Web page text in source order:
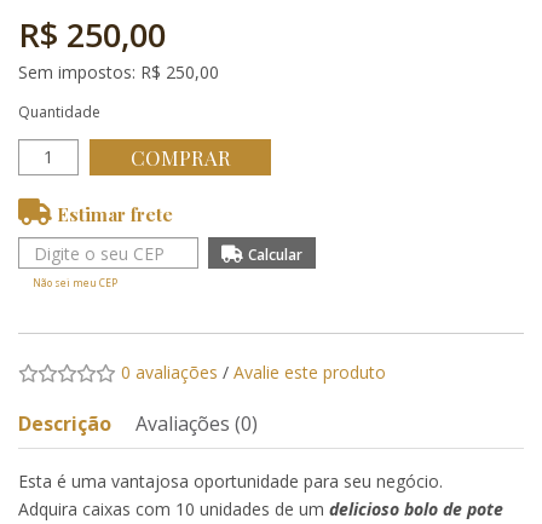
R$ 250,00
Sem impostos: R$ 250,00
Quantidade
COMPRAR
Estimar frete
Não sei meu CEP
0 avaliações / Avalie este produto
Descrição Avaliações (0)
Esta é uma vantajosa oportunidade para seu negócio.
Adquira caixas com 10 unidades de um delicioso bolo de pote